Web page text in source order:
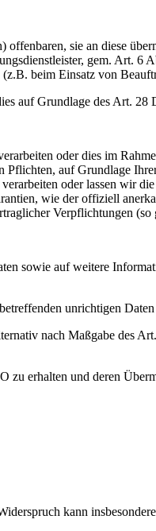
sie an diese
gem. Art. 6
beim Einsatz von
auf Grundlage des Art. 28
oder dies im
auf Grundlage
oder lassen wir
wie der offiziell
Verpflichtungen (so
sowie auf weitere
unrichtigen
nach Maßgabe des
zu erhalten und deren
kann